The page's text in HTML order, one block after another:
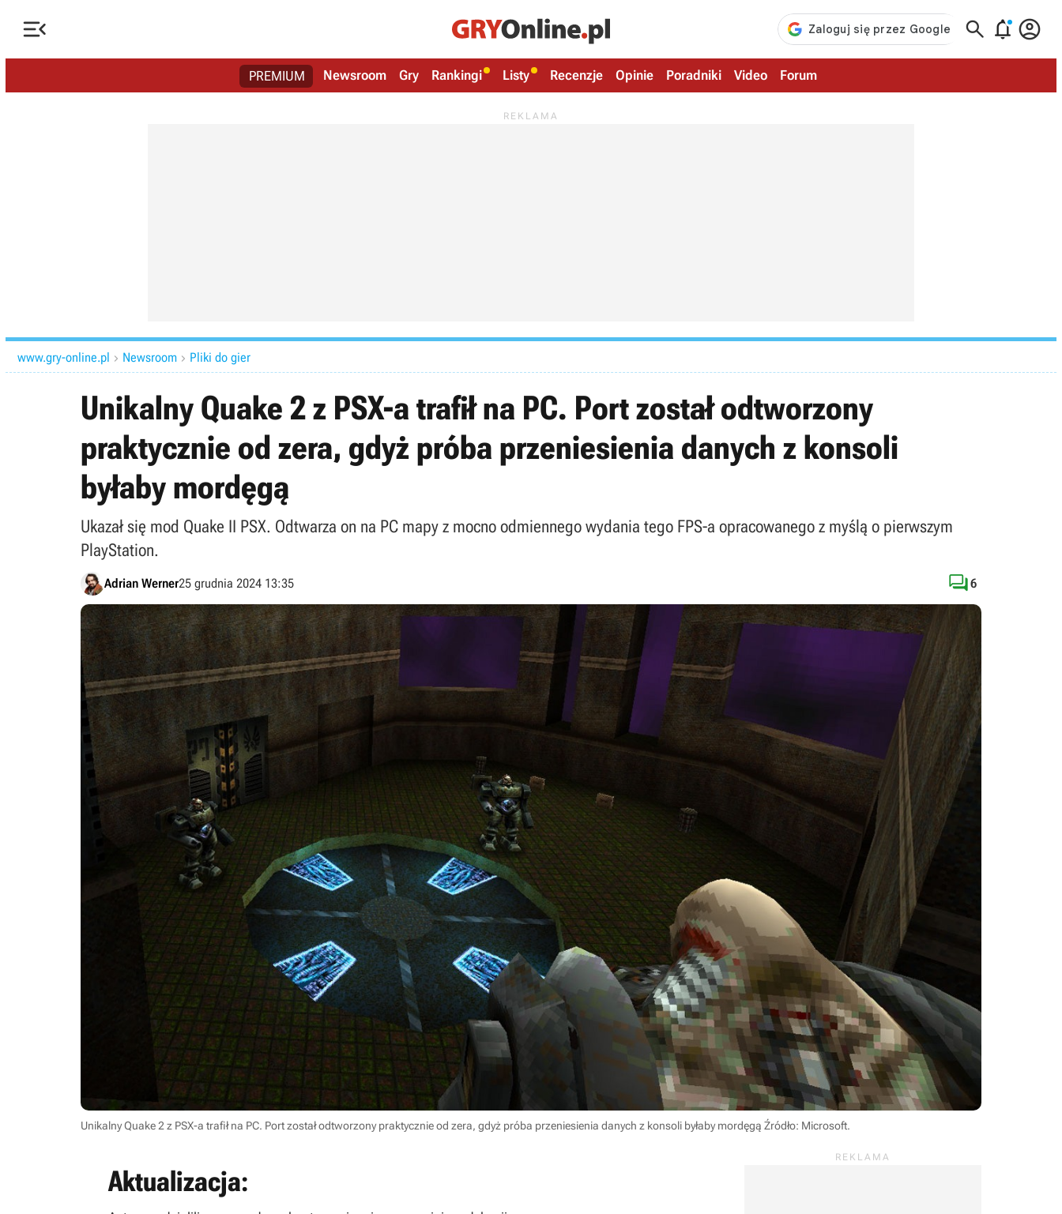
   
PREMIUM Newsroom Gry Rankingi Listy Recenzje Opinie Poradniki Video Forum
www.gry-online.pl  Newsroom  Pliki do gier
Unikalny Quake 2 z PSX-a trafił na PC. Port został odtworzony
praktycznie od zera, gdyż próba przeniesienia danych z konsoli
byłaby mordęgą
Ukazał się mod Quake II PSX. Odtwarza on na PC mapy z mocno odmiennego wydania tego FPS-a opracowanego z myślą o pierwszym
PlayStation.
Adrian Werner25 grudnia 2024 13:35 6
Unikalny Quake 2 z PSX-a trafił na PC. Port został odtworzony praktycznie od zera, gdyż próba przeniesienia danych z konsoli byłaby mordęgą Źródło: Microsoft.
Aktualizacja: